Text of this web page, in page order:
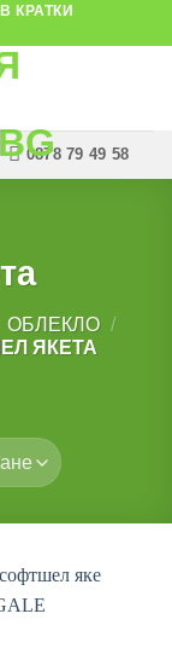
КРАТКИ
0878 79 49 58
ОБЛЕКЛО /
ЯКЕТА